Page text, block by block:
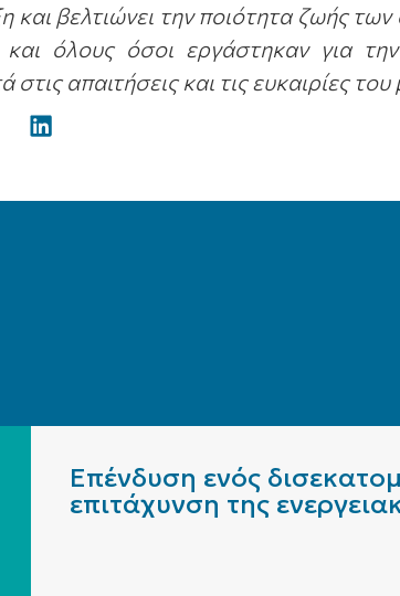
και βελτιώνει την ποιότητα ζωής
όλους όσοι εργάστηκαν για
απαιτήσεις και τις ευκαιρίες
Επένδυση ενός
επιτάχυνση της